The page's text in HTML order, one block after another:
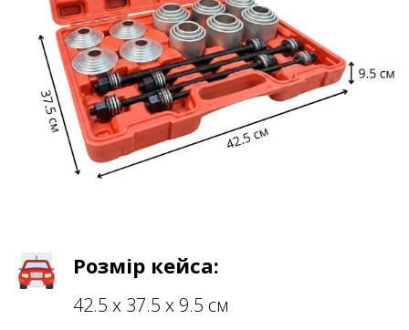
Розмір кейса:
42.5 х 37.5 х 9.5 см